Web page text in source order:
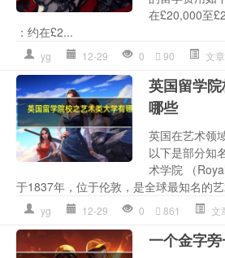
在£20,000至
：约在£2...
yg 12-29 0 90 文
英国留学
哪些
英国在艺术领
以下是部分知
术学院 （
于1837年，位于伦敦，是全球最知名的
yg 12-29 0 861 文
一个金字